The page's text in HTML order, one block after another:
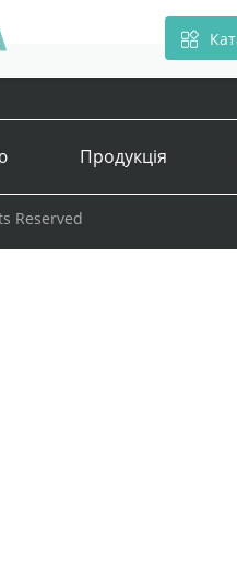
Продукція
Reserved